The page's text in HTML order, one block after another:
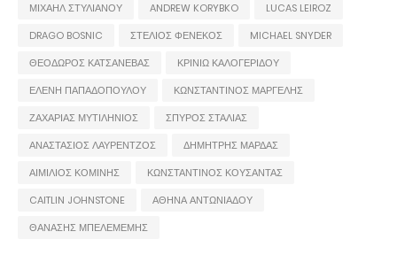
ΜΙΧΑΗΛ ΣΤΥΛΙΑΝΟΥ
ANDREW KORYBKO
LUCAS LEIROZ
DRAGO BOSNIC
ΣΤΕΛΙΟΣ ΦΕΝΕΚΟΣ
MICHAEL SNYDER
ΘΕΟΔΩΡΟΣ ΚΑΤΣΑΝΕΒΑΣ
ΚΡΙΝΙΩ ΚΑΛΟΓΕΡΙΔΟΥ
ΕΛΕΝΗ ΠΑΠΑΔΟΠΟΥΛΟΥ
ΚΩΝΣΤΑΝΤΙΝΟΣ ΜΑΡΓΕΛΗΣ
ΖΑΧΑΡΙΑΣ ΜΥΤΙΛΗΝΙΟΣ
ΣΠΥΡΟΣ ΣΤΑΛΙΑΣ
ΑΝΑΣΤΑΣΙΟΣ ΛΑΥΡΕΝΤΖΟΣ
ΔΗΜΗΤΡΗΣ ΜΑΡΔΑΣ
ΑΙΜΙΛΙΟΣ ΚΟΜΙΝΗΣ
ΚΩΝΣΤΑΝΤΙΝΟΣ ΚΟΥΣΑΝΤΑΣ
CAITLIN JOHNSTONE
ΑΘΗΝΑ ΑΝΤΩΝΙΑΔΟΥ
ΘΑΝΑΣΗΣ ΜΠΕΛΕΜΕΜΗΣ